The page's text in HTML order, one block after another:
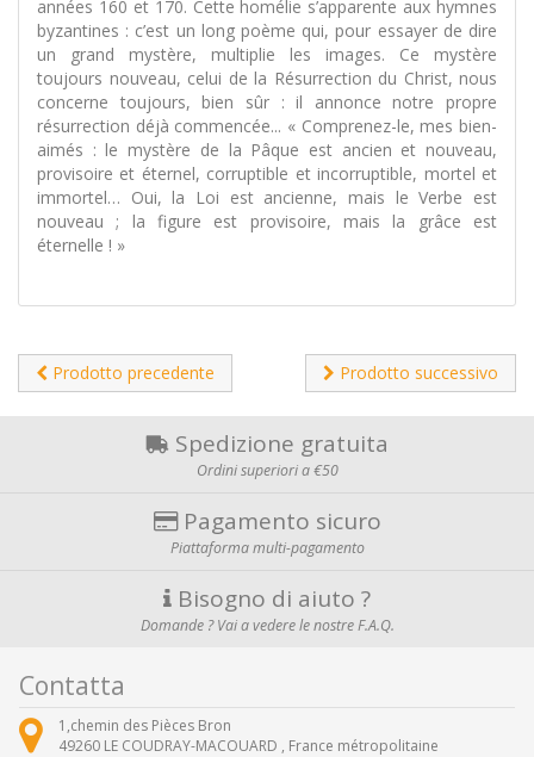
années 160 et 170. Cette homélie s’apparente aux hymnes
byzantines : c’est un long poème qui, pour essayer de dire
un grand mystère, multiplie les images. Ce mystère
toujours nouveau, celui de la Résurrection du Christ, nous
concerne toujours, bien sûr : il annonce notre propre
résurrection déjà commencée... « Comprenez-le, mes bien-
aimés : le mystère de la Pâque est ancien et nouveau,
provisoire et éternel, corruptible et incorruptible, mortel et
immortel… Oui, la Loi est ancienne, mais le Verbe est
nouveau ; la figure est provisoire, mais la grâce est
éternelle ! »
Prodotto precedente Prodotto successivo
Spedizione gratuita
Ordini superiori a €50
Pagamento sicuro
Piattaforma multi-pagamento
Bisogno di aiuto ?
Domande ? Vai a vedere le nostre F.A.Q.
Contatta
1,chemin des Pièces Bron
49260 LE COUDRAY-MACOUARD , France métropolitaine